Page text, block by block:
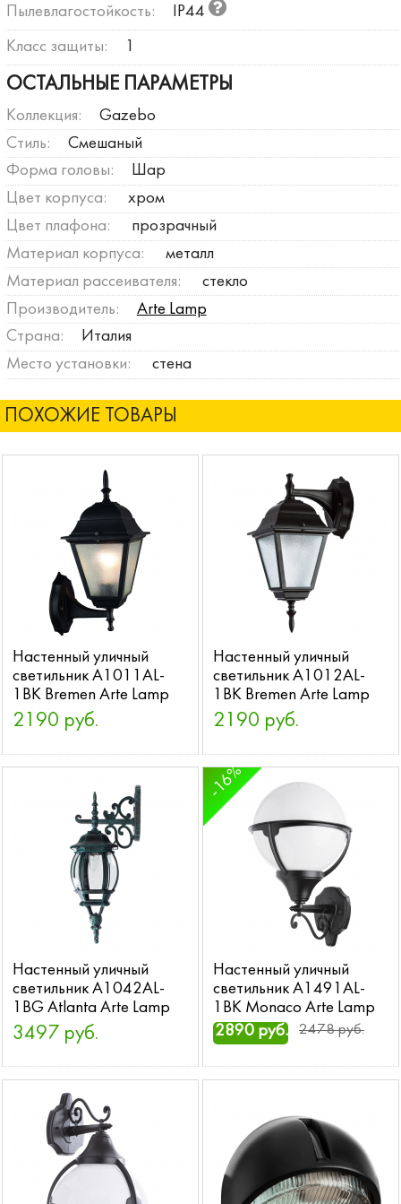
Пылевлагостойкость: IP44
Класс защиты:
ОСТАЛЬНЫЕ ПАРАМЕТРЫ
Коллекция:
Gazebo
Стиль:
Смешаный
Форма головы:
Шар
Цвет корпуса:
хром
Цвет плафона:
прозрачный
Материал корпуса:
металл
Материал рассеивателя:
стекло
Производитель:
Arte Lamp
Страна:
Италия
Место установки:
стена
ПОХОЖИЕ ТОВАРЫ
Настенный уличный
светильник A1011AL-
1BK Bremen Arte Lamp
2190 руб.
Настенный уличный
светильник A1012AL-
1BK Bremen Arte Lamp
2190 руб.
Настенный уличный
светильник A1042AL-
1BG Atlanta Arte Lamp
3497 руб.
Настенный уличный
светильник A1491AL-
1BK Monaco Arte Lamp
-16%
2890 руб. 2478 руб.